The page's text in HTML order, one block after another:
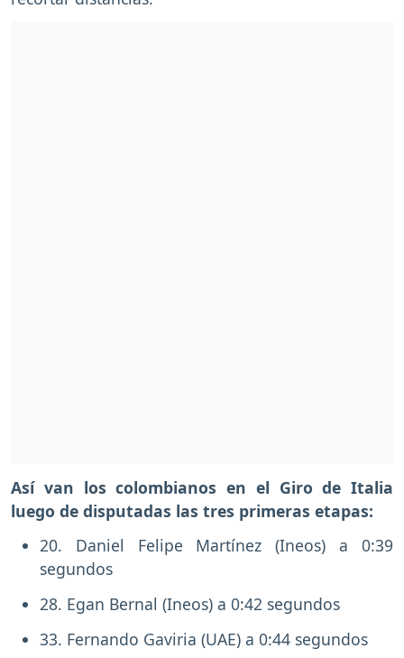
Así van los colombianos en el Giro de Italia
luego de disputadas las tres primeras etapas:
20. Daniel Felipe Martínez (Ineos) a 0:39
segundos
28. Egan Bernal (Ineos) a 0:42 segundos
33. Fernando Gaviria (UAE) a 0:44 segundos